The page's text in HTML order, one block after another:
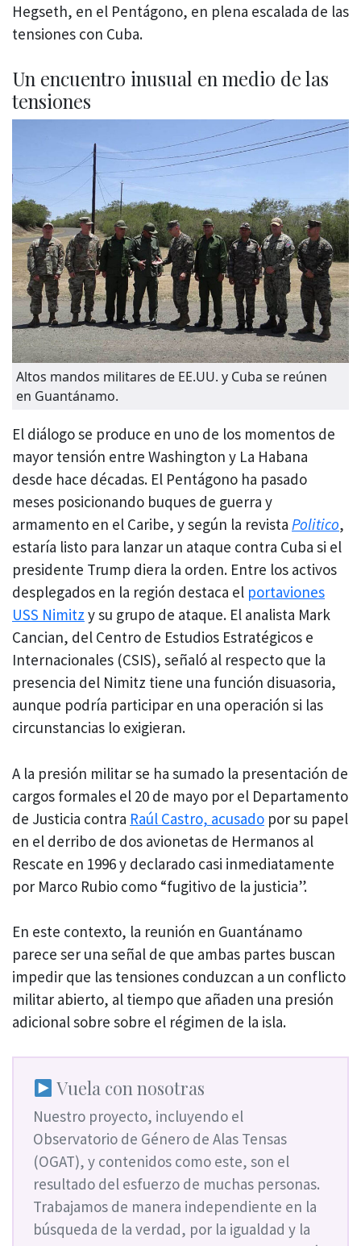
Hegseth, en el Pentágono, en plena escalada de las
tensiones con Cuba.
Un encuentro inusual en medio de las
tensiones
Altos mandos militares de EE.UU. y Cuba se reúnen
en Guantánamo.
El diálogo se produce en uno de los momentos de
mayor tensión entre Washington y La Habana
desde hace décadas. El Pentágono ha pasado
meses posicionando buques de guerra y
armamento en el Caribe, y según la revista Politico,
estaría listo para lanzar un ataque contra Cuba si el
presidente Trump diera la orden. Entre los activos
desplegados en la región destaca el portaviones
USS Nimitz y su grupo de ataque. El analista Mark
Cancian, del Centro de Estudios Estratégicos e
Internacionales (CSIS), señaló al respecto que la
presencia del Nimitz tiene una función disuasoria,
aunque podría participar en una operación si las
circunstancias lo exigieran.
A la presión militar se ha sumado la presentación de
cargos formales el 20 de mayo por el Departamento
de Justicia contra Raúl Castro, acusado por su papel
en el derribo de dos avionetas de Hermanos al
Rescate en 1996 y declarado casi inmediatamente
por Marco Rubio como “fugitivo de la justicia”.
En este contexto, la reunión en Guantánamo
parece ser una señal de que ambas partes buscan
impedir que las tensiones conduzcan a un conflicto
militar abierto, al tiempo que añaden una presión
adicional sobre sobre el régimen de la isla.
Vuela con nosotras
Nuestro proyecto, incluyendo el
Observatorio de Género de Alas Tensas
(OGAT), y contenidos como este, son el
resultado del esfuerzo de muchas personas.
Trabajamos de manera independiente en la
búsqueda de la verdad, por la igualdad y la